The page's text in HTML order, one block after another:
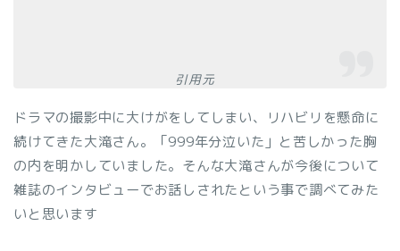
引用元
ドラマの撮影中に大けがをしてしまい、リハビリを懸命に
続けてきた大滝さん。「999年分泣いた」と苦しかった胸
の内を明かしていました。そんな大滝さんが今後について
雑誌のインタビューでお話しされたという事で調べてみた
いと思います